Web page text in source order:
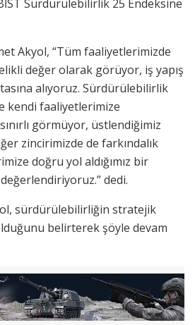
Sürdürülebilirlik 25 Endeksine
Akyol, “Tüm faaliyetlerimizde
değer olarak görüyor, iş yapış
alıyoruz. Sürdürülebilirlik
kendi faaliyetlerimize
sınırlı görmüyor, üstlendiğimiz
zincirimizde de farkındalık
doğru yol aldığımız bir
dedi.
sürdürülebilirliğin stratejik
belirterek şöyle devam